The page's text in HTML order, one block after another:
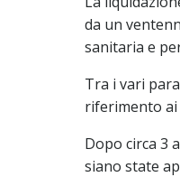
da un
sanitaria e
Tra i vari
riferimento ai
Dopo circa 3
siano state